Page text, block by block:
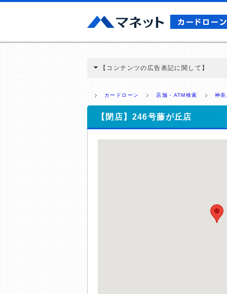
【コンテンツの広告表記に関して】
ミ収集などに基づき、公平性を担保した情
>提携企業一覧
カードローン 店舗・ATM検索 神
【閉店】246号藤が丘店